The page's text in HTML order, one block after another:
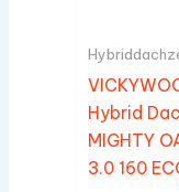
Hybrid
MIGHTY
3.0 160